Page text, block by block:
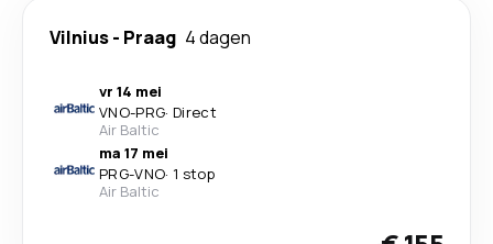
Vilnius- Praag 4 dagen
vr 14 mei
VNO-PRG· Direct
Air Baltic
ma 17 mei
PRG-VNO· 1 stop
Air Baltic